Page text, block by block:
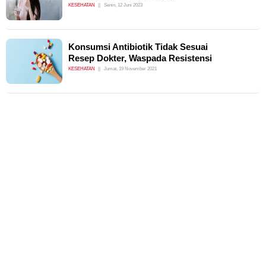
KESEHATAN Senin, 12 Juni 2023
Konsumsi Antibiotik Tidak Sesuai
Resep Dokter, Waspada Resistensi
KESEHATAN Jumat, 19 November 2021